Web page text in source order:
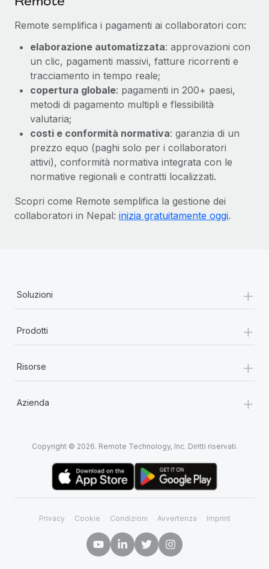
Remote semplifica i pagamenti ai collaboratori con:
elaborazione automatizzata: approvazioni con
un clic, pagamenti massivi, fatture ricorrenti e
tracciamento in tempo reale;
copertura globale: pagamenti in 200+ paesi,
metodi di pagamento multipli e flessibilità
valutaria;
costi e conformità normativa: garanzia di un
prezzo equo (paghi solo per i collaboratori
attivi), conformità normativa integrata con le
normative regionali e contratti localizzati.
Scopri come Remote semplifica la gestione dei
collaboratori in Nepal: inizia gratuitamente oggi.
Soluzioni +
Prodotti +
Risorse +
Azienda +
Copyright © 2026. Remote Technology, Inc. Diritti riservati.
Privacy Cookie Condizioni Avvertenza Imprint